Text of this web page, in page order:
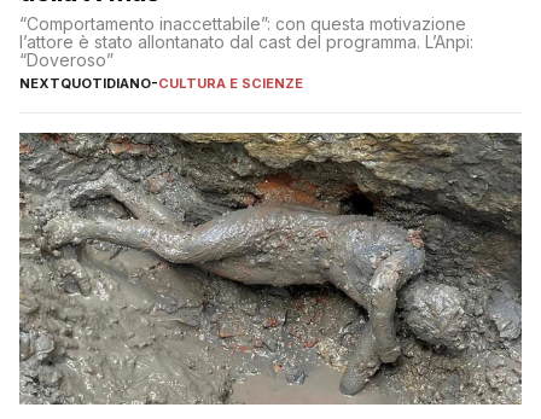
“Comportamento inaccettabile”: con questa motivazione
l’attore è stato allontanato dal cast del programma. L’Anpi:
“Doveroso”
NEXTQUOTIDIANO-CULTURA E SCIENZE